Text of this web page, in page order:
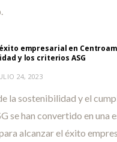
empresarial en
y los criterios ASG
24, 2023
la sostenibilidad y el
se han convertido en una
alcanzar el éxito